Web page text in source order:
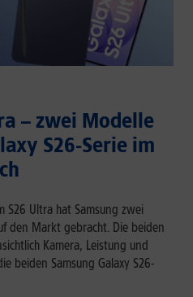
– zwei Modelle
S26-Serie im
S26 Ultra hat Samsung zwei
den Markt gebracht. Die beiden
Kamera, Leistung und
beiden Samsung Galaxy S26-